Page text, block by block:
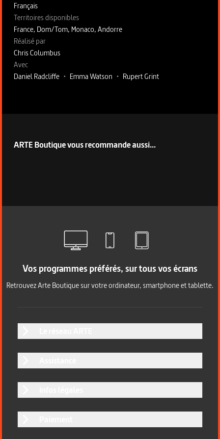
Français
Territoires disponibles
France, Dom/Tom, Monaco, Andorre
Fiche technique section droite
Réalisé par
Chris Columbus
Avec
Daniel Radcliffe • Emma Watson • Rupert Grint
ARTE Boutique vous recommande aussi...
Vos programmes préférés, sur tous vos écrans
Retrouvez Arte Boutique sur votre ordinateur, smartphone et tablette.